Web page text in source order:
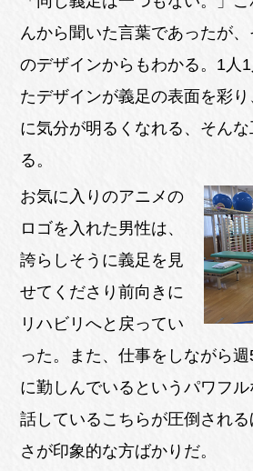
んから聞いた言葉であったが
のデザインからもわかる。1人
たデザインが義足の表面を彩
に気分が明るくなれる、そん
る。
お気に入りのアニメの
ロゴを入れた男性は、
誇らしそうに義足を見
せてくださり前向きに
リハビリへと戻ってい
った。また、仕事をしながら
に勤しんでいるというパワフル
話しているこちらが圧倒され
さが印象的な方ばかりだ。